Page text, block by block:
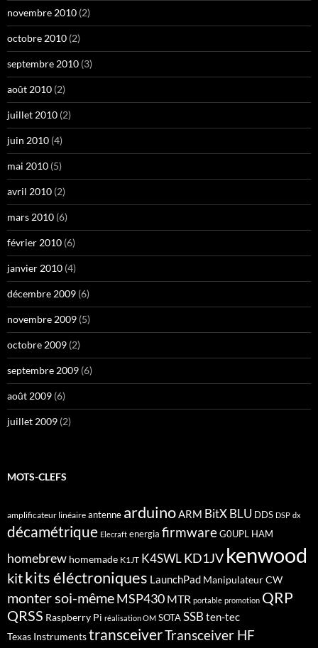
novembre 2010 (2)
octobre 2010 (2)
septembre 2010 (3)
août 2010 (2)
juillet 2010 (2)
juin 2010 (4)
mai 2010 (5)
avril 2010 (2)
mars 2010 (6)
février 2010 (6)
janvier 2010 (4)
décembre 2009 (6)
novembre 2009 (5)
octobre 2009 (2)
septembre 2009 (6)
août 2009 (6)
juillet 2009 (2)
MOTS-CLEFS
amplificateur linéaire antenne arduinoARM BitX BLU DDS DSP dx
décamétrique Elecraft energia firmwareG0UPL HAM
homebrew homemade K1JT K4SWL KD1JV kenwood
kitkits éléctroniques LaunchPad Manipulateur CW
monter soi-mêmeMSP430 MTR portable promotion QRP
QRSS Raspberry Pi réalisation OM SOTASSB ten-tec
Texas InstrumentstransceiverTransceiver HF